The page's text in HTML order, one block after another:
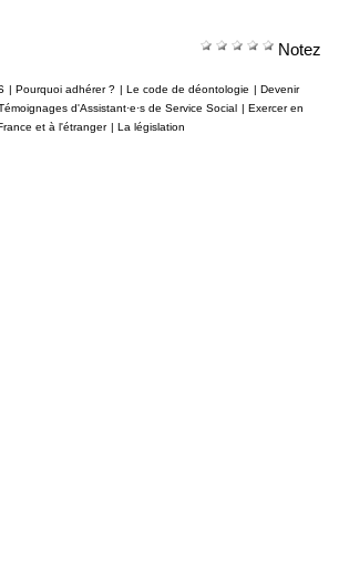
Notez
| Pourquoi adhérer ? | Le code de déontologie | Devenir
d'Assistant·e·s de Service Social | Exercer en
et à l'étranger | La législation